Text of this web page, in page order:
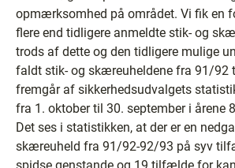
opmærksomhed på området. Vi fik en
flere end tidligere anmeldte stik- og
trods af dette og den tidligere mulige
faldt stik- og skæreuheldene fra 91/92
fremgår af sikkerhedsudvalgets
fra 1. oktober til 30. september i årene
Det ses i statistikken, at der er en
skæreuheld fra 91/92-92/93 på syv